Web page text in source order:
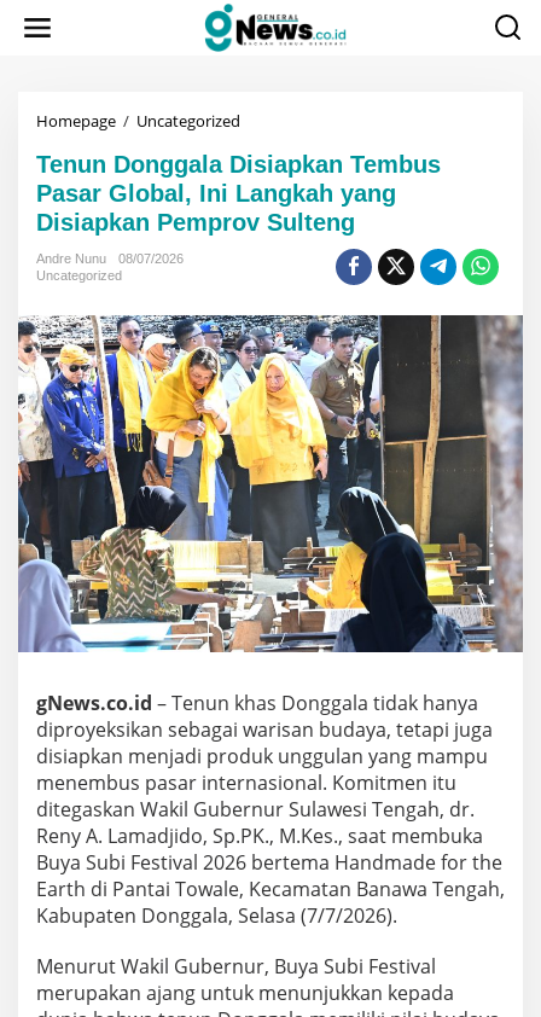
Homepage / Uncategorized
Disiapkan
Tembus
Pasar
Global,
Disiapkan
Pemprov
Sulteng
Tenun Donggala Disiapkan Tembus
Pasar Global, Ini Langkah yang
Disiapkan Pemprov Sulteng
Andre Nunu
08/07/2026
Uncategorized
gNews.co.id – Tenun khas Donggala tidak hanya
diproyeksikan sebagai warisan budaya, tetapi juga
disiapkan menjadi produk unggulan yang mampu
menembus pasar internasional. Komitmen itu
ditegaskan Wakil Gubernur Sulawesi Tengah, dr.
Reny A. Lamadjido, Sp.PK., M.Kes., saat membuka
Buya Subi Festival 2026 bertema Handmade for the
Earth di Pantai Towale, Kecamatan Banawa Tengah,
Kabupaten Donggala, Selasa (7/7/2026).
Menurut Wakil Gubernur, Buya Subi Festival
merupakan ajang untuk menunjukkan kepada